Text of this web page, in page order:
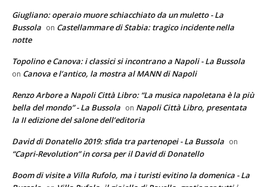
Giugliano: operaio muore schiacchiato da un muletto - La
Bussola on Castellammare di Stabia: tragico incidente nella
notte
Topolino e Canova: i classici si incontrano a Napoli - La Bussola
on Canova e l’antico, la mostra al MANN di Napoli
Renzo Arbore a Napoli Città Libro: “La musica napoletana è la più
bella del mondo” - La Bussola on Napoli Città Libro, presentata
la II edizione del salone dell’editoria
David di Donatello 2019: sfida tra partenopei - La Bussola on
“Capri-Revolution” in corsa per il David di Donatello
Boom di visite a Villa Rufolo, ma i turisti evitino la domenica - La